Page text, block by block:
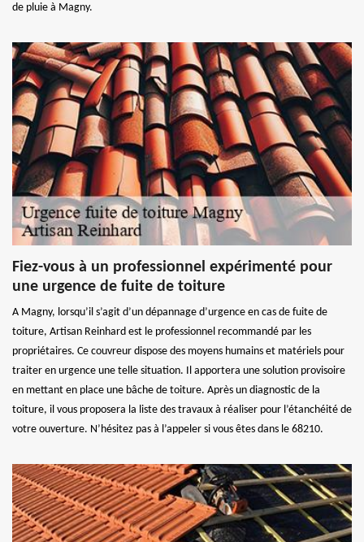
de pluie à Magny.
Fiez-vous à un professionnel expérimenté pour
une urgence de fuite de toiture
A Magny, lorsqu’il s’agit d’un dépannage d’urgence en cas de fuite de
toiture, Artisan Reinhard est le professionnel recommandé par les
propriétaires. Ce couvreur dispose des moyens humains et matériels pour
traiter en urgence une telle situation. Il apportera une solution provisoire
en mettant en place une bâche de toiture. Après un diagnostic de la
toiture, il vous proposera la liste des travaux à réaliser pour l’étanchéité de
votre ouverture. N’hésitez pas à l’appeler si vous êtes dans le 68210.